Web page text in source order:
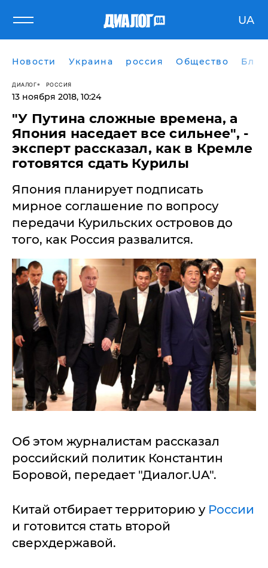
UA
Новости Украина россия Общество
ДИАЛОГ РОССИЯ
13 ноября 2018, 10:24
"У Путина сложные времена, а
Япония наседает все сильнее", -
эксперт рассказал, как в Кремле
готовятся сдать Курилы
Япония планирует подписать
мирное соглашение по вопросу
передачи Курильских островов до
того, как Россия развалится.
Об этом журналистам рассказал
российский политик Константин
Боровой, передает "Диалог.UA".
Китай отбирает территорию у России
и готовится стать второй
сверхдержавой.